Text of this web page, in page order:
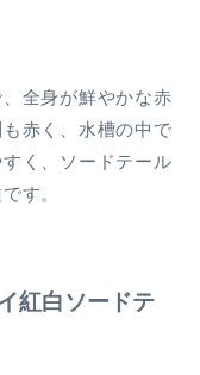
全身が鮮やかな赤
赤く、水槽の中で
く、ソードテール
す。
紅白ソードテ